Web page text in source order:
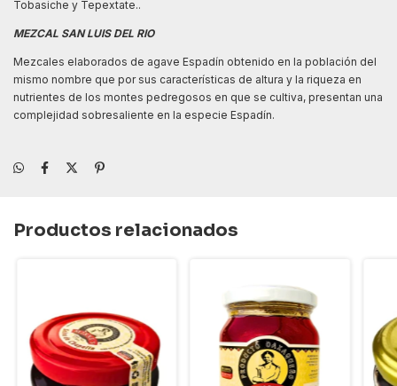
Tobasiche y Tepextate..
MEZCAL SAN LUIS DEL RIO
Mezcales elaborados de agave Espadín obtenido en la población del
mismo nombre que por sus características de altura y la riqueza en
nutrientes de los montes pedregosos en que se cultiva, presentan una
complejidad sobresaliente en la especie Espadín.
Productos relacionados